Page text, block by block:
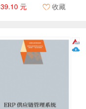
39.10 元 收藏